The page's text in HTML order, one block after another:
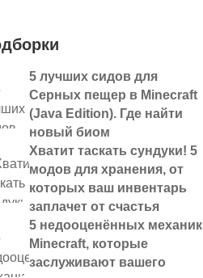
5 лучших сидов для
Серных пещер в Minecraft
(Java Edition). Где найти
новый биом
Хватит таскать сундуки! 5
модов для хранения, от
которых ваш инвентарь
заплачет от счастья
5 недооценённых механик
Minecraft, которые
заслуживают вашего